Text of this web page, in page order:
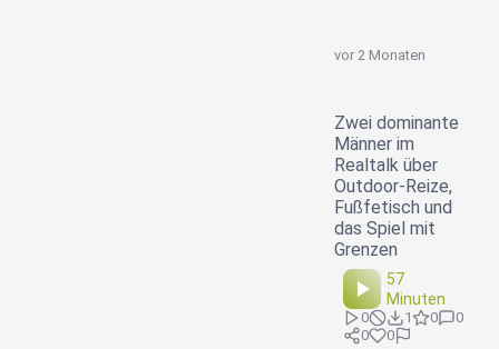
vor 2 Monaten
Zwei dominante
Männer im
Realtalk über
Outdoor-Reize,
Fußfetisch und
das Spiel mit
Grenzen
57
Minuten
0 1 0
0
0
0